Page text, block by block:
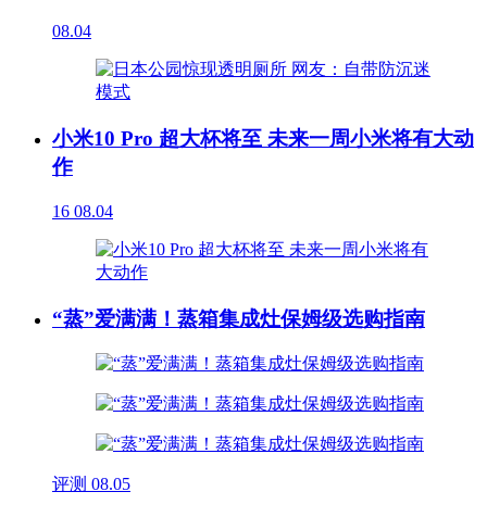
08.04
小米10 Pro 超大杯将至 未来一周小米将有大动
作
16 08.04
“蒸”爱满满！蒸箱集成灶保姆级选购指南
评测 08.05